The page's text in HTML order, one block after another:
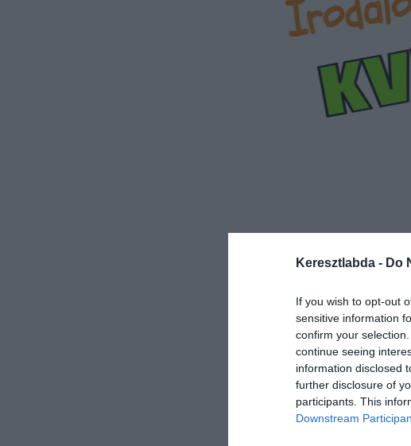
Keresztlabda - Do
If you wish to opt-out
sensitive information
confirm your
continue seeing
information disclosed
further disclosure of
participants. This
Downstream